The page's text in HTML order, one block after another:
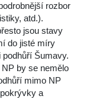
rozbor
atd.).
jsou stavy
do jisté míry
Šumavy.
by se nemělo
mimo NP
a